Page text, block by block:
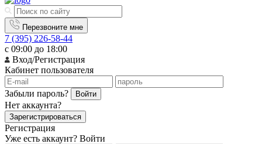
Перезвоните мне
7 (395) 226-58-44
с 09:00 до 18:00
Вход/Регистрация
Кабинет пользователя
Забыли пароль? Войти
Нет аккаунта?
Зарегистрироваться
Регистрация
Уже есть аккаунт? Войти